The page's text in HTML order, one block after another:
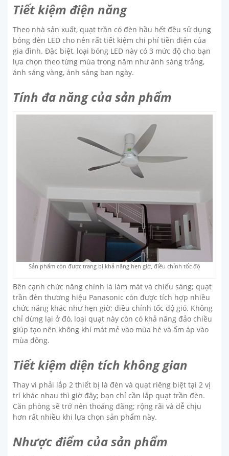
Tiết kiệm điện năng
Theo nhà sản xuất, quạt trần có đèn hầu hết đều sử dụng
bóng đèn LED cho nên rất tiết kiệm chi phí tiền điện của
gia đình. Đặc biệt, loại bóng LED này có 3 mức độ cho bạn
lựa chọn theo từng mùa trong năm như ánh sáng trắng,
ánh sáng vàng, ánh sáng ban ngày.
Tính đa năng của sản phẩm
Sản phẩm còn được trang bị khả năng hẹn giờ, điều chỉnh tốc độ
Bên cạnh chức năng chính là làm mát và chiếu sáng; quạt
trần đèn thương hiệu Panasonic còn được tích hợp nhiều
chức năng khác như hẹn giờ; điều chỉnh tốc độ gió. Không
chỉ dừng lại ở đó, loại quạt này còn có khả năng đảo chiều
giúp tạo nên không khí mát mẻ vào mùa hè và ấm áp vào
mùa đông.
Tiết kiệm diện tích không gian
Thay vì phải lắp 2 thiết bị là đèn và quạt riêng biệt tại 2 vị
trí khác nhau thì giờ đây; bạn chỉ cần lắp quạt trần đèn.
Căn phòng sẽ trở nên thoáng đãng; rộng rãi và dễ chịu
hơn rất nhiều khi lựa chọn sản phẩm này.
Nhược điểm của sản phẩm